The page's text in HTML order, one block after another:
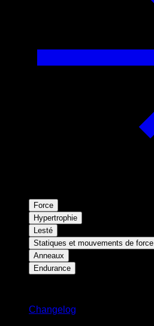
Force
Hypertrophie
Lesté
Statiques et mouvements de force
Anneaux
Endurance
Changelog